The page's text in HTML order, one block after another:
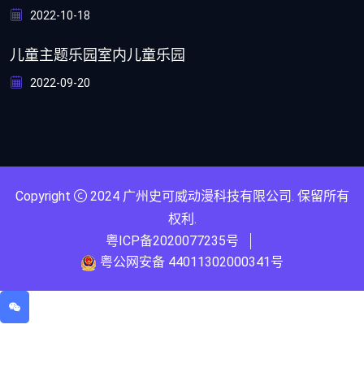
2022-10-18
儿童主题乐园室内儿童乐园
2022-09-20
Copyright 2024 广州史可威动漫科技有限公司. 保留所有
权利.
粤ICP备2020077235号
粤公网安备 44011302000341号